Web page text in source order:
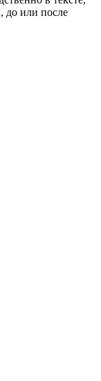
до или после